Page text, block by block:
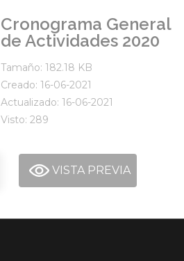
Cronograma General
de Actividades 2020
Tamaño: 182.18 KB
Creado: 16-06-2021
Actualizado: 16-06-2021
Visto: 289
VISTA PREVIA